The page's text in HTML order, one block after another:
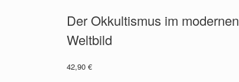
Der Okkultismus im modernen
Weltbild
42,90€